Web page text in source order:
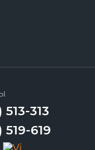
513-313
519-619